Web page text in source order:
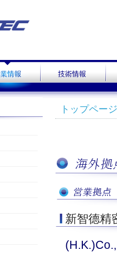
トップページ
新智德精